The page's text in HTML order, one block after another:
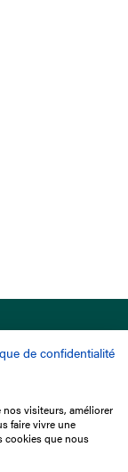
de confidentialité
visiteurs, améliorer
faire vivre une
cookies que nous